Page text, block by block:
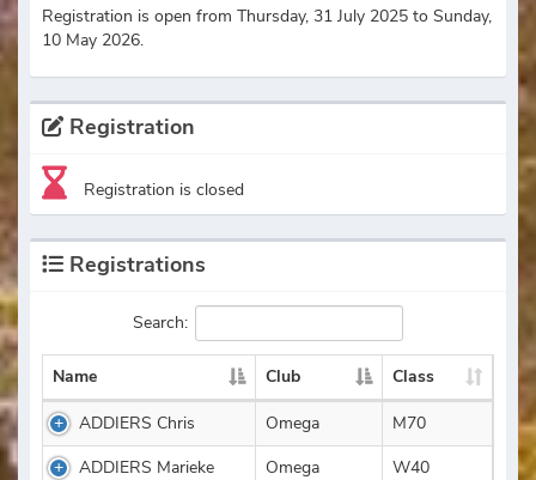
Registration is open from Thursday, 31 July 2025 to Sunday,
10 May 2026.
Registration
Registration is closed
Registrations
Search:
Name Club Class
ADDIERS Chris Omega
M70
ADDIERS Marieke
Omega
W40